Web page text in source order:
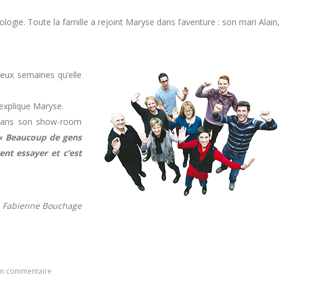
Toute la famille a rejoint Maryse dans l’aventure : son mari Alain,
semaines qu’elle
explique Maryse.
son show-room
Beaucoup de gens
essayer et c’est
Fabienne Bouchage
commentaire